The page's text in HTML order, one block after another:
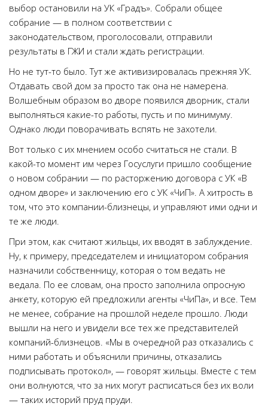
выбор остановили на УК «Градъ». Собрали общее
собрание — в полном соответствии с
законодательством, проголосовали, отправили
результаты в ГЖИ и стали ждать регистрации.
Но не тут-то было. Тут же активизировалась прежняя УК.
Отдавать свой дом за просто так она не намерена.
Волшебным образом во дворе появился дворник, стали
выполняться какие-то работы, пусть и по минимуму.
Однако люди поворачивать вспять не захотели.
Вот только с их мнением особо считаться не стали. В
какой-то момент им через Госуслуги пришло сообщение
о новом собрании — по расторжению договора с УК «В
одном дворе» и заключению его с УК «ЧиП». А хитрость в
том, что это компании-близнецы, и управляют ими одни и
те же люди.
При этом, как считают жильцы, их вводят в заблуждение.
Ну, к примеру, председателем и инициатором собрания
назначили собственницу, которая о том ведать не
ведала. По ее словам, она просто заполнила опросную
анкету, которую ей предложили агенты «ЧиПа», и все. Тем
не менее, собрание на прошлой неделе прошло. Люди
вышли на него и увидели все тех же представителей
компаний-близнецов. «Мы в очередной раз отказались с
ними работать и объяснили причины, отказались
подписывать протокол», — говорят жильцы. Вместе с тем
они волнуются, что за них могут расписаться без их воли
— таких историй пруд пруди.